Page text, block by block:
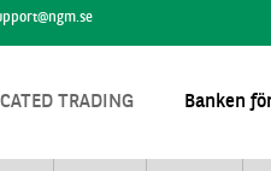
TRADING Banken